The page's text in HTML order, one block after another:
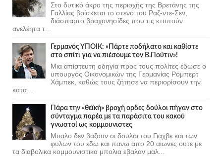
Στο δυτικό άκρο της περιοχής της Βρετάνης της
Γαλλίας βρίσκεται το στενό του Ραζ-ντε-Σεν,
διάσπαρτο βραχονησίδες που τις κτυπούν
ανελέητα τ...
Γερμανός ΥΠΟΙΚ: «Πάρτε ποδήλατο και καθίστε
στο σπίτι για να πιέσουμε τον Β.Πούτιν»!
Μια απίστευτη οδηγία προς τους πολίτες έδωσε ο
υπουργός Οικονομικών της Γερμανίας Ρόμπερτ
Χάμπεκ, καθώς τους ζήτησε να περιορίσουν την
κατα...
Πάρα την «θεϊκή» βροχή ορδες δούλοι πήγαν στο
σύνταγμα παρέα με τα παράσιτα του κακού
γνωστοί ως κομμουνιστες
Μυαλο δεν βαζουν οι δουλοι του Γιαχβε και των
φυλων του εδω και πανω απο 20 αιωνες ουτε με
τα διαβολικα κομμουνιστικα μπολια εβαλαν μαλ...